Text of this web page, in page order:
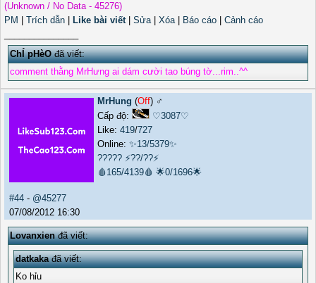
(Unknown / No Data - 45276)
PM
Trích dẫn Like bài viết| Sửa| Xóa| Báo cáo
Cảnh cáo
ChÍ pHèOđã viết:
comment thằng MrHưng ai dám cười tao búng tờ...rim..^^
MrHung (Off) ♂️
Cấp độ:
♡3087♡
Like: 419/727
Online: ✨13/5379✨
????? ⚡??/??⚡
🩸165/4139🩸 🌟0/1696🌟
#44 - @45277
07/08/2012 16:30
Lovanxienđã viết:
datkakađã viết:
Ko hỉu